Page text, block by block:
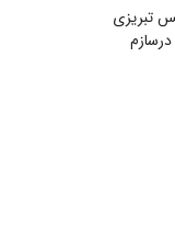
تبریزی